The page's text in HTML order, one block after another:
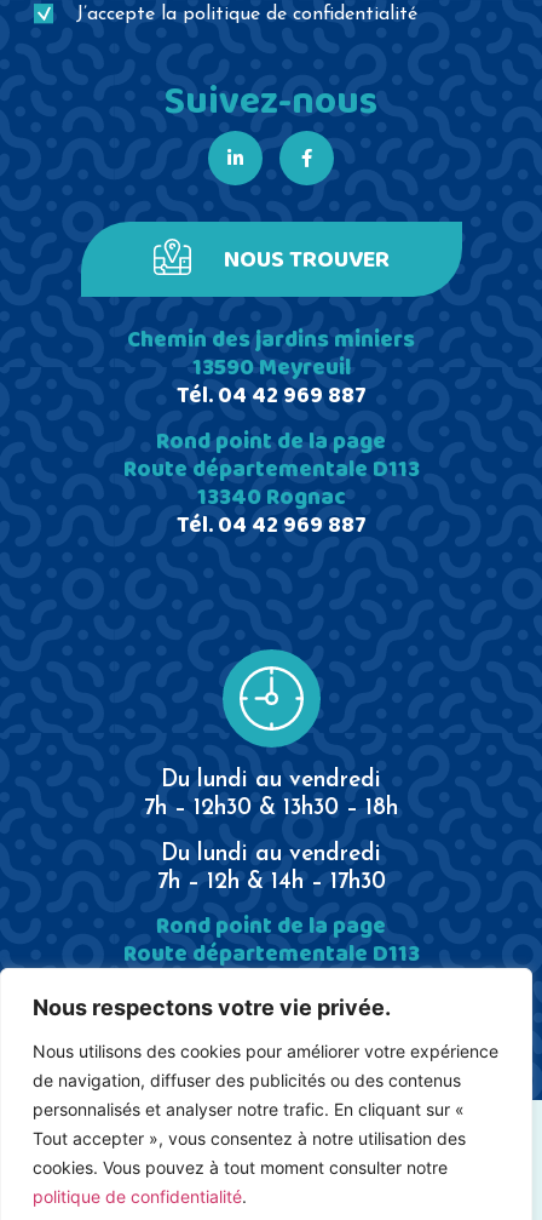
Nous respectons votre vie privée.
Nous utilisons des cookies pour améliorer votre expérience
de navigation, diffuser des publicités ou des contenus
personnalisés et analyser notre trafic. En cliquant sur «
Tout accepter », vous consentez à notre utilisation des
cookies. Vous pouvez à tout moment consulter notre
politique de confidentialité.
Du lundi au vendredi
7h – 12h30 & 13h30 – 18h
Du lundi au vendredi
7h – 12h & 14h – 17h30
Rond point de la page
Route départementale D113
Tél.04 42 969 887
J’accepte la politique de confidentialité
Suivez-nous
NOUS TROUVER
Chemin des jardins miniers
13590 Meyreuil
Tél.04 42 969 887
Rond point de la page
Route départementale D113
13340 Rognac
Tél.04 42 969 887
CGV
RGPD
MENTIONS LÉGALES